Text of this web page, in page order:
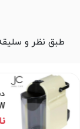
طبق نظر و